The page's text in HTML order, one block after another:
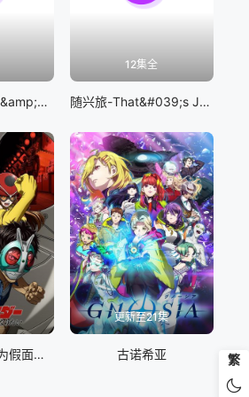
物语系列 外传季&amp;怪物季
12集全
随兴旅-That&#039;s Journey-
东岛丹三郎想成为假面骑士
更新至21集
古诺希亚 繁